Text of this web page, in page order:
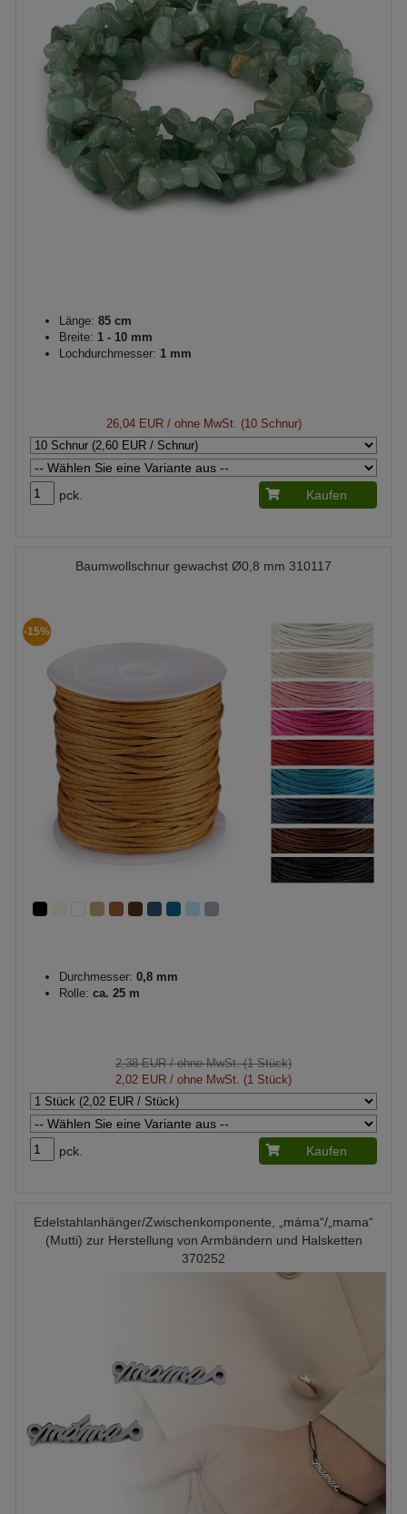
Länge: 85 cm
Breite: 1 - 10 mm
Lochdurchmesser: 1 mm
26,04 EUR/ ohne MwSt. (10 Schnur)
pck. Kaufen
Baumwollschnur gewachst Ø0,8 mm 310117
-15%
Durchmesser: 0,8 mm
Rolle: ca. 25 m
2,38 EUR/ ohne MwSt. (1 Stück)
2,02 EUR / ohne MwSt. (1 Stück)
pck. Kaufen
Edelstahlanhänger/Zwischenkomponente, „máma“/„mama“
(Mutti) zur Herstellung von Armbändern und Halsketten
370252